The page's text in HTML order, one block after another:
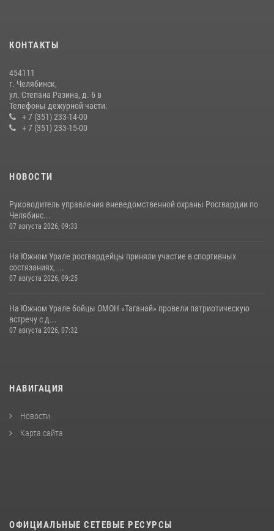
14 июля 2026, 05:15
КОНТАКТЫ
454111
г. Челябинск,
ул. Степана Разина, д. 6 в
Телефоны дежурной части:
+ 7 (351) 233-14-00
+ 7 (351) 233-15-00
НОВОСТИ
Руководитель управления вневедомственной охраны Росгвардии по
Челябинс...
07 августа 2026, 09:33
На Южном Урале росгвардейцы приняли участие в спортивных
состязаниях, ...
07 августа 2026, 09:25
На Южном Урале бойцы ОМОН «Таганай» провели патриотическую
встречу с д...
07 августа 2026, 07:32
НАВИГАЦИЯ
Новости
Карта сайта
ОФИЦИАЛЬНЫЕ СЕТЕВЫЕ РЕСУРСЫ